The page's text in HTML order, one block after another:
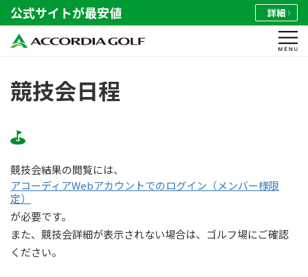
公式サイトが最安値 詳細
競技会日程
競技会結果の閲覧には、
アコーディアWebアカウントでのログイン（メンバー様限
定）
が必要です。
また、競技会詳細が表示されない場合は、ゴルフ場にご確認
ください。